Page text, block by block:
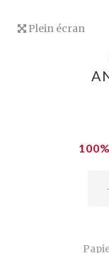
Plein écran